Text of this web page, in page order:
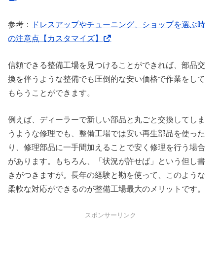
参考：
ドレスアップやチューニング、ショップを選ぶ時
の注意点【カスタマイズ】
信頼できる整備工場を見つけることができれば、部品交
換を伴うような整備でも圧倒的な安い価格で作業をして
もらうことができます。
例えば、ディーラーで新しい部品と丸ごと交換してしま
うような修理でも、整備工場では安い再生部品を使った
り、修理部品に一手間加えることで安く修理を行う場合
があります。もちろん、「状況が許せば」という但し書
きがつきますが。長年の経験と勘を使って、このような
柔軟な対応ができるのが整備工場最大のメリットです。
スポンサーリンク